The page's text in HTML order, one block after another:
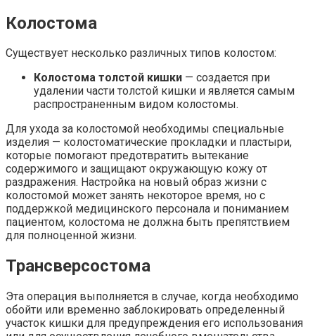
Колостома
Существует несколько различных типов колостом:
Колостома толстой кишки — создается при
удалении части толстой кишки и является самым
распространенным видом колостомы.
Для ухода за колостомой необходимы специальные
изделия — колостоматические прокладки и пластыри,
которые помогают предотвратить вытекание
содержимого и защищают окружающую кожу от
раздражения. Настройка на новый образ жизни с
колостомой может занять некоторое время, но с
поддержкой медицинского персонала и пониманием
пациентом, колостома не должна быть препятствием
для полноценной жизни.
Трансверсостома
Эта операция выполняется в случае, когда необходимо
обойти или временно заблокировать определенный
участок кишки для предупреждения его использования